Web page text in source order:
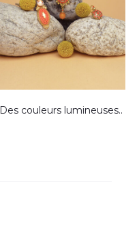
Des couleurs lumineuses..